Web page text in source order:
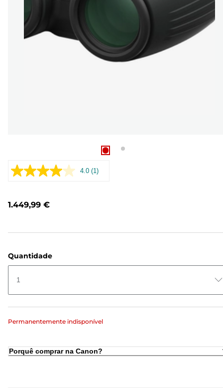
4.0 Leu
(1)
1.449,99 €
Quantidade
1
Permanentemente indisponível
Porquê comprar na Canon?